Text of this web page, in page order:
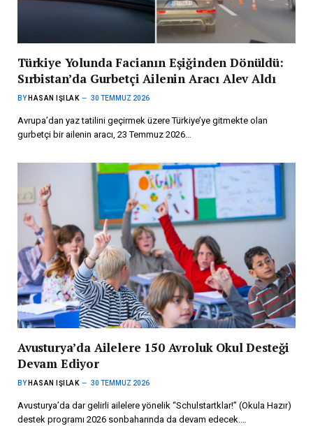
Türkiye Yolunda Facianın Eşiğinden Dönüldü:
Sırbistan’da Gurbetçi Ailenin Aracı Alev Aldı
BY HASAN IŞILAK 30 TEMMUZ 2026
Avrupa’dan yaz tatilini geçirmek üzere Türkiye’ye gitmekte olan
gurbetçi bir ailenin aracı, 23 Temmuz 2026…
Avusturya’da Ailelere 150 Avroluk Okul Desteği
Devam Ediyor
BY HASAN IŞILAK 30 TEMMUZ 2026
Avusturya’da dar gelirli ailelere yönelik “Schulstartklar!” (Okula Hazır)
destek programı 2026 sonbaharında da devam edecek.…